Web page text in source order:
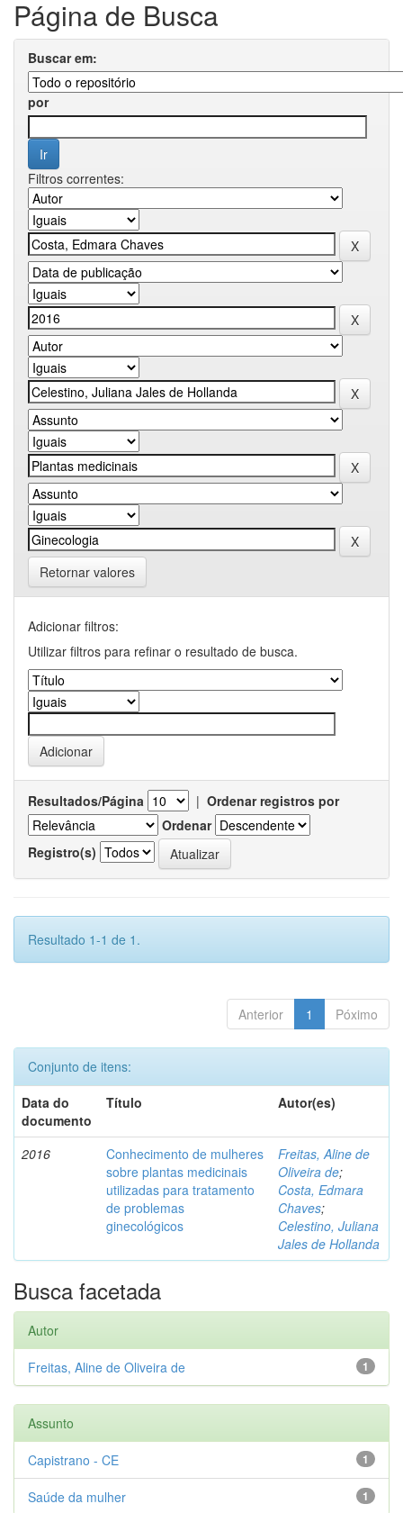
Página de Busca
Buscar em:
por
Filtros correntes:
Retornar valores
Adicionar filtros:
Utilizar filtros para refinar o resultado de busca.
Resultados/Página | Ordenar registros por
Ordenar
Registro(s)
Resultado 1-1 de 1.
Anterior 1 Póximo
Conjunto de itens:
Data do
documento
Título Autor(es)
2016
Conhecimento de mulheres
sobre plantas medicinais
utilizadas para tratamento
de problemas
ginecológicos
Freitas, Aline de
Oliveira de;
Costa, Edmara
Chaves;
Celestino, Juliana
Jales de Hollanda
Busca facetada
Autor
1
Freitas, Aline de Oliveira de
Assunto
1
Capistrano - CE
1
Saúde da mulher